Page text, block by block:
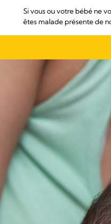
Si vous ou votre bébé ne
êtes malade présente de